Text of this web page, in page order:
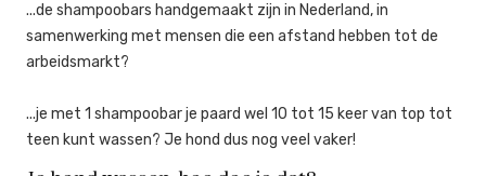
...de shampoobars handgemaakt zijn in Nederland, in
samenwerking met mensen die een afstand hebben tot de
arbeidsmarkt?
...je met 1 shampoobar je paard wel 10 tot 15 keer van top tot
teen kunt wassen? Je hond dus nog veel vaker!